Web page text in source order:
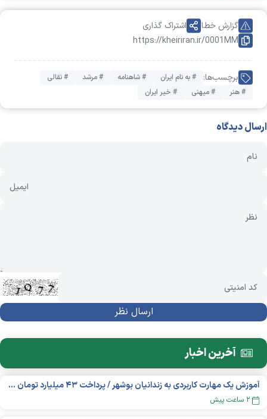
https://kheiriran.ir/0001MM
گزارش خطا اشتراک گذاری
برچسب‌ها: # به نام ایران # شاهنامه # مرشد
# نقالی
# هنر
# میهنی # خیر ایران
ارسال دیدگاه
آخرین اخبار
آموزش یک مهارت کاربردی به زندانیان بوشهر / پرداخت ۴۳ میلیارد تومان تسهیلات خوداشتغالی
۲ ساعت پیش